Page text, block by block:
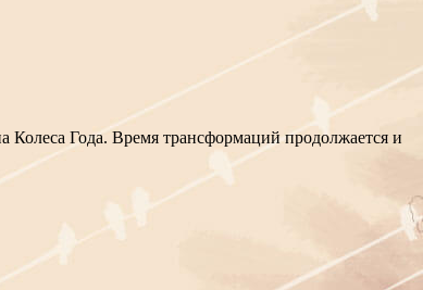
Года. Время трансформаций продолжается и